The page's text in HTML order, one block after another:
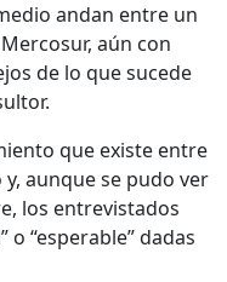
andan entre un
aún con
de lo que sucede
que existe entre
aunque se pudo ver
los entrevistados
“esperable” dadas